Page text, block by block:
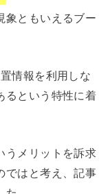
象ともいえるブー
情報を利用しな
るという特性に着
うメリットを訴求
ではと考え、記事